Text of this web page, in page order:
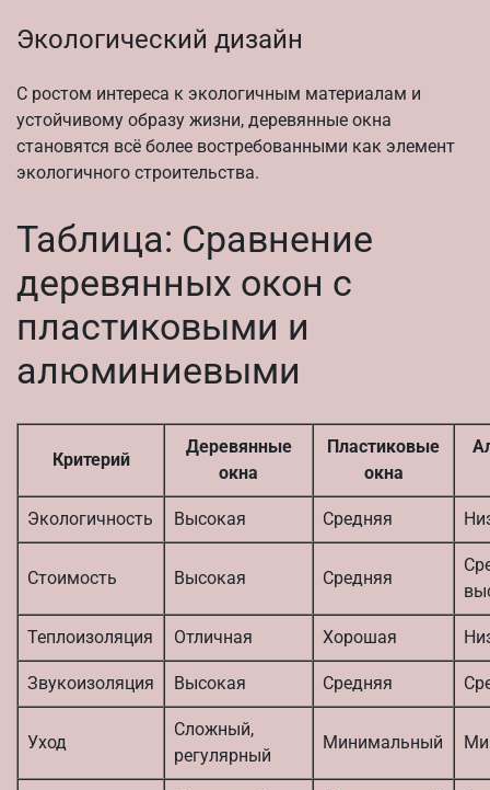
Экологический дизайн
С ростом интереса к экологичным материалам и
устойчивому образу жизни, деревянные окна
становятся всё более востребованными как элемент
экологичного строительства.
Таблица: Сравнение
деревянных окон с
пластиковыми и
алюминиевыми
Критерий
Деревянные
окна
Пластиковые
окна
Экологичность Высокая Средняя
Стоимость Высокая Средняя
Теплоизоляция Отличная Хорошая
Звукоизоляция Высокая Средняя
Уход
Сложный,
регулярный
Минимальный